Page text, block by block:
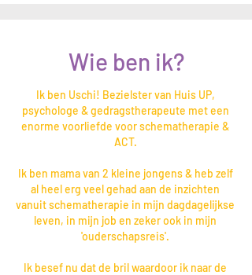
Wie ben ik?
Ik ben Uschi! Bezielster van Huis UP,
psychologe & gedragstherapeute met een
enorme voorliefde voor schematherapie &
ACT.
Ik ben mama van 2 kleine jongens & heb zelf
al heel erg veel gehad aan de inzichten
vanuit schematherapie in mijn dagdagelijkse
leven, in mijn job en zeker ook in mijn
'ouderschapsreis'.
Ik besef nu dat de bril waardoor ik naar de